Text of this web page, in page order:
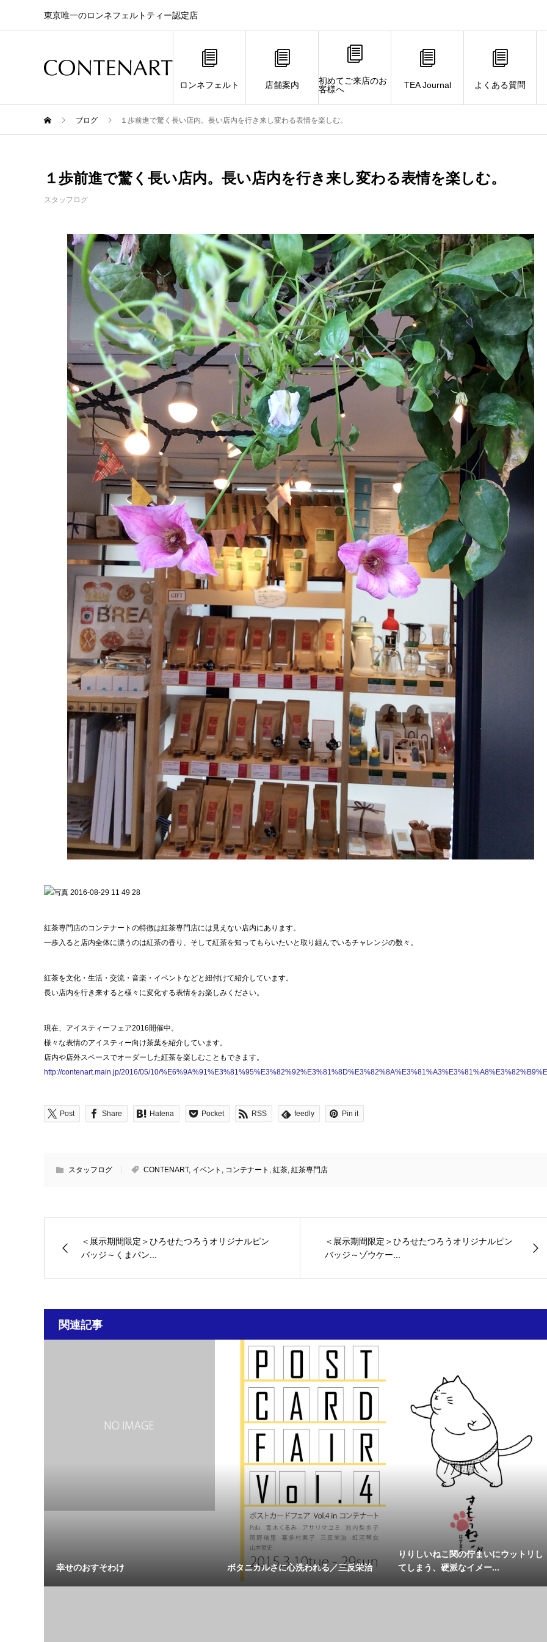
東京唯一のロンネフェルトティー認定店
ロンネフェルト 店舗案内
初めてご来店のお
客様へ
TEA Journal よくある質問
ブログ １歩前進で驚く長い店内。長い店内を行き来し変わる表情を楽しむ。
１歩前進で驚く長い店内。長い店内を行き来し変わる表情を楽しむ。
スタッフログ
紅茶専門店のコンテナートの特徴は紅茶専門店には見えない店内にあります。
一歩入ると店内全体に漂うのは紅茶の香り、そして紅茶を知ってもらいたいと取り組んでいるチャレンジの数々。
紅茶を文化・生活・交流・音楽・イベントなどと紐付けて紹介しています。
長い店内を行き来すると様々に変化する表情をお楽しみください。
現在、アイスティーフェア2016開催中。
様々な表情のアイスティー向け茶葉を紹介しています。
店内や店外スペースでオーダーした紅茶を楽しむこともできます。
http://contenart.main.jp/2016/05/10/
Post Share Hatena Pocket RSS feedly Pin it
スタッフログ CONTENART, イベント , コンテナート , 紅茶, 紅茶専門店
＜展示期間限定＞ひろせたつろうオリジナルピン
バッジ～くまパン...
＜展示期間限定＞ひろせたつろうオリジナルピン
バッジ～ゾウケー...
関連記事
幸せのおすそわけ ボタニカルさに心洗われる／三反栄治
りりしいねこ関の佇まいにウットリし
てしまう、硬派なイメー...